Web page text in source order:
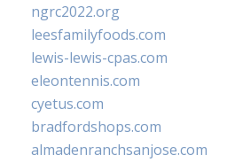
ngrc2022.org
leesfamilyfoods.com
lewis-lewis-cpas.com
eleontennis.com
cyetus.com
bradfordshops.com
almadenranchsanjose.com